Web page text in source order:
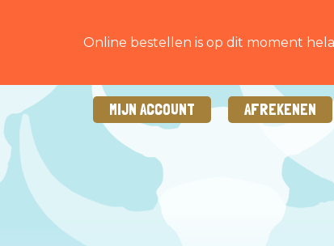
Online bestellen is op dit moment
MIJN ACCOUNT AFREKENEN